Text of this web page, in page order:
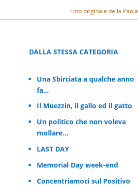
Foto originale della Paola
DALLA STESSA CATEGORIA
Una Sbirciata a qualche anno
fa…
Il Muezzin, il gallo ed il gatto
Un politico che non voleva
mollare…
LAST DAY
Memorial Day week-end
Concentriamoci sul Positivo